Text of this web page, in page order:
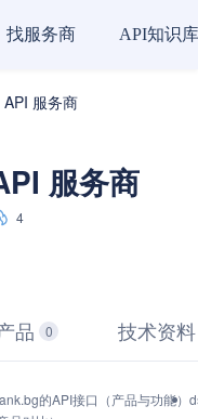
找服务商 API知识库
服务商
服务商
4
品 0 技术资料
的API接口（产品与功能）